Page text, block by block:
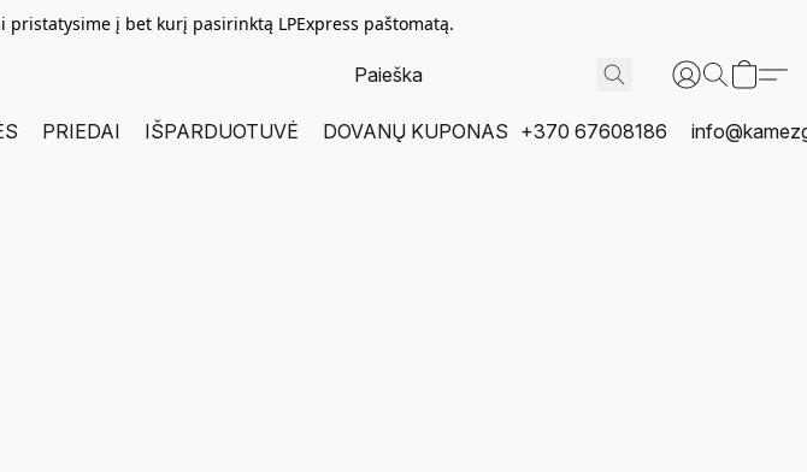
pristatysime į bet kurį pasirinktą LPExpress paštomatą.
PRIEDAI IŠPARDUOTUVĖ DOVANŲ KUPONAS +370 67608186